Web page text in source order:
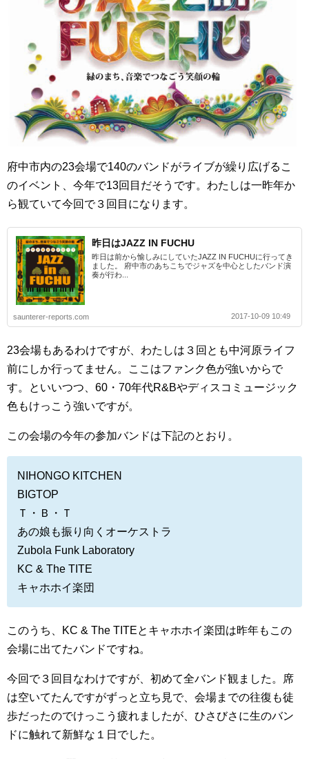
府中市内の23会場で140のバンドがライブが繰り広げるこ
のイベント、今年で13回目だそうです。わたしは一昨年か
ら観ていて今回で３回目になります。
昨日はJAZZ IN FUCHU
昨日は前から愉しみにしていたJAZZ IN FUCHUに行ってき
ました。 府中市のあちこちでジャズを中心としたバンド演
奏が行わ...
saunterer-reports.com 2017-10-09 10:49
23会場もあるわけですが、わたしは３回とも中河原ライフ
前にしか行ってません。ここはファンク色が強いからで
す。といいつつ、60・70年代R&Bやディスコミュージック
色もけっこう強いですが。
この会場の今年の参加バンドは下記のとおり。
NIHONGO KITCHEN
BIGTOP
Ｔ・Ｂ・Ｔ
あの娘も振り向くオーケストラ
Zubola Funk Laboratory
KC & The TITE
キャホホイ楽団
このうち、KC & The TITEとキャホホイ楽団は昨年もこの
会場に出てたバンドですね。
今回で３回目なわけですが、初めて全バンド観ました。席
は空いてたんですがずっと立ち見で、会場までの往復も徒
歩だったのでけっこう疲れましたが、ひさびさに生のバン
ドに触れて新鮮な１日でした。